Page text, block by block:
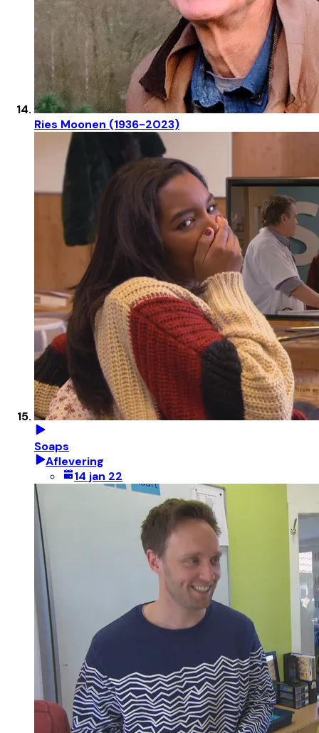
Ries Moonen (1936-2023)
Soaps
Aflevering
14 jan 22